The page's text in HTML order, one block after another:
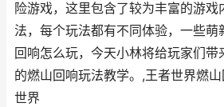
险游戏，这里包含了较为丰富的游戏
法，每个玩法都有不同体验，一些萌
回响怎么玩，今天小林将给玩家们带
的燃山回响玩法教学。,王者世界燃
世界